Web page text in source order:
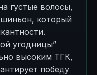
густые волосы,
который
угодницы”
высоким ТГК,
победу